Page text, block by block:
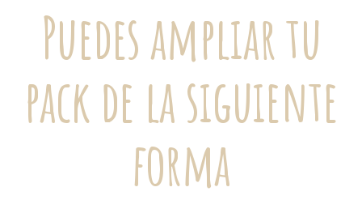
Puedes ampliar tu
pack de la siguiente
forma